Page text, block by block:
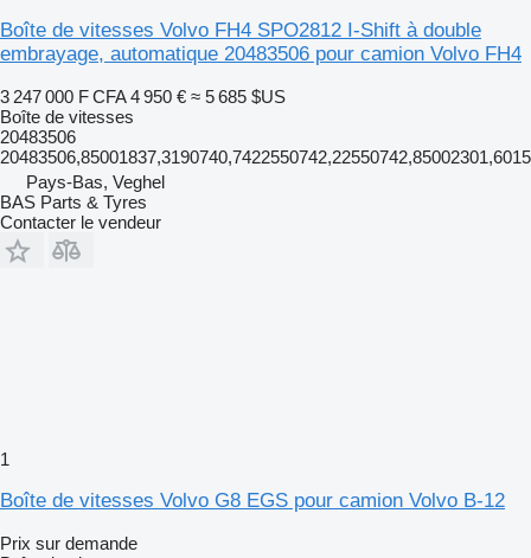
Boîte de vitesses Volvo FH4 SPO2812 I-Shift à double
embrayage, automatique 20483506 pour camion Volvo FH4
3 247 000 F CFA 4 950 € ≈ 5 685 $US
Boîte de vitesses
20483506
Pays-Bas, Veghel
BAS Parts & Tyres
Contacter le vendeur
1
Boîte de vitesses Volvo G8 EGS pour camion Volvo B-12
Prix sur demande